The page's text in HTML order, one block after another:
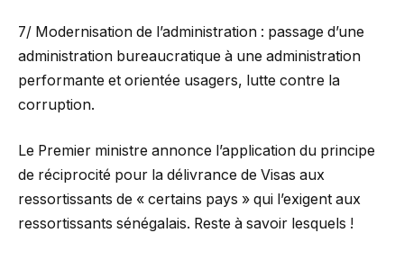
7/ Modernisation de l’administration : passage d’une
administration bureaucratique à une administration
performante et orientée usagers, lutte contre la
corruption.
Le Premier ministre annonce l’application du principe
de réciprocité pour la délivrance de Visas aux
ressortissants de « certains pays » qui l’exigent aux
ressortissants sénégalais. Reste à savoir lesquels !